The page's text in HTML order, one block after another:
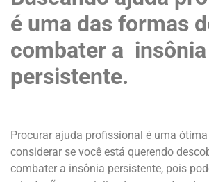
é uma das formas
combater a insônia
persistente.
Procurar ajuda profissional é uma
considerar se você está querendo
combater a insônia persistente, pois